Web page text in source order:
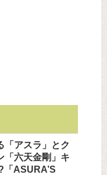
「アスラ」とク
「六天金剛」キ
「ASURA’S